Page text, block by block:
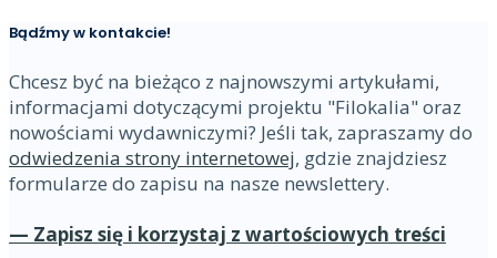
Bądźmy w kontakcie!
Chcesz być na bieżąco z najnowszymi artykułami,
informacjami dotyczącymi projektu "Filokalia" oraz
nowościami wydawniczymi? Jeśli tak, zapraszamy do
odwiedzenia strony internetowej, gdzie znajdziesz
formularze do zapisu na nasze newslettery.
— Zapisz się i korzystaj z wartościowych treści